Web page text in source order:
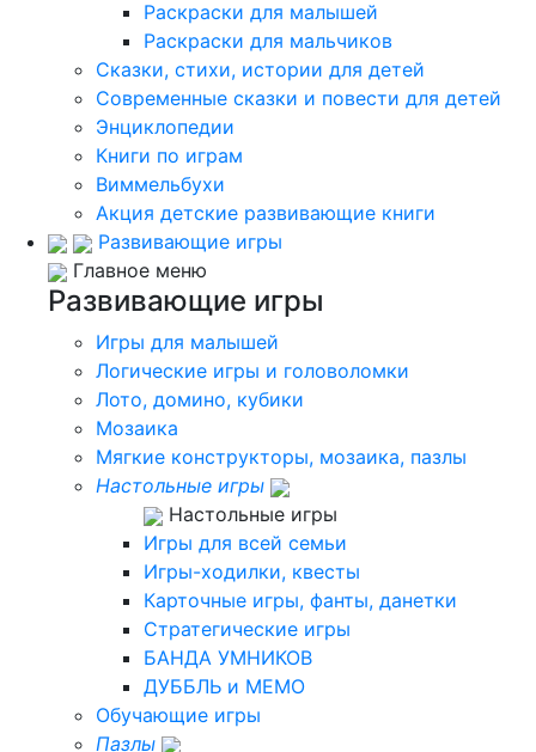
Раскраски для малышей
Раскраски для мальчиков
Сказки, стихи, истории для детей
Современные сказки и повести для детей
Энциклопедии
Книги по играм
Виммельбухи
Акция детские развивающие книги
Развивающие игры
Главное меню
Развивающие игры
Игры для малышей
Логические игры и головоломки
Лото, домино, кубики
Мозаика
Мягкие конструкторы, мозаика, пазлы
Настольные игры
Настольные игры
Игры для всей семьи
Игры-ходилки, квесты
Карточные игры, фанты, данетки
Стратегические игры
БАНДА УМНИКОВ
ДУББЛЬ и МЕМО
Обучающие игры
Пазлы